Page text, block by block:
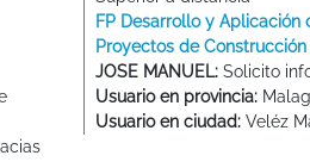
FP Desarrollo y Aplicación
Proyectos de
JOSE MANUEL: Solicito
Usuario en provincia:
Usuario en ciudad: Veléz